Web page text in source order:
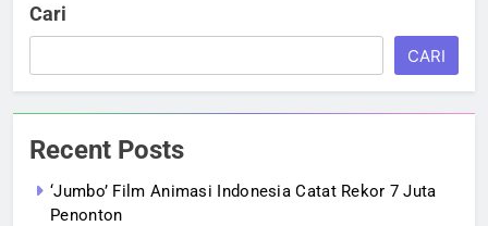
Cari
CARI
Recent Posts
‘Jumbo’ Film Animasi Indonesia Catat Rekor 7 Juta
Penonton